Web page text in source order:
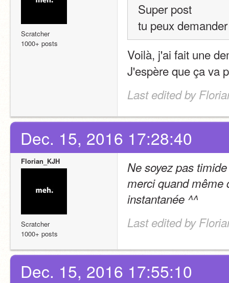
Scratcher
1000+ posts
Super post
tu peux
Voilà, j'ai fait une
J'espère que ça va
Last edited by
Dec. 15, 2016 17:28:40
Florian_KJH
Scratcher
1000+ posts
Ne soyez pas
merci quand même
instantanée ^^
Last edited by
Dec. 15, 2016 17:55:10